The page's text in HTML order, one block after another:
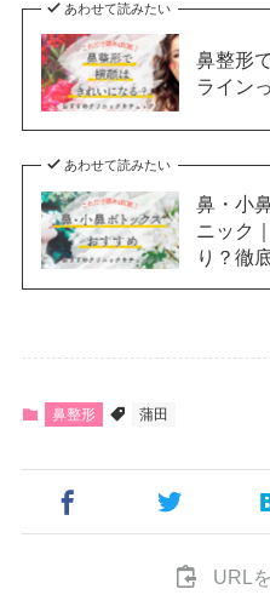
あわせて読みたい
鼻整形
ライン
あわせて読みたい
鼻・小
ニック
り？徹
鼻整形 蒲田
URL